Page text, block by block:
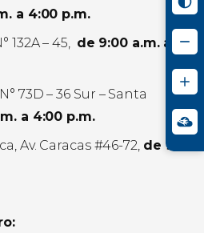
a 4:00 p.m.
132A – 45, de 9:00 a.m. a
73D – 36 Sur – Santa
a 4:00 p.m.
Av. Caracas #46-72, de 9:00